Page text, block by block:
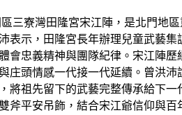
三寮灣田隆宮宋江陣，是北門
表示，田隆宮長年辦理兒童武藝
會忠義精神與團隊紀律。宋江陣
庄頭情感一代接一代延續。曾洪
將祖先留下的武藝完整傳承給下
斧平安吊飾，結合宋江爺信仰與